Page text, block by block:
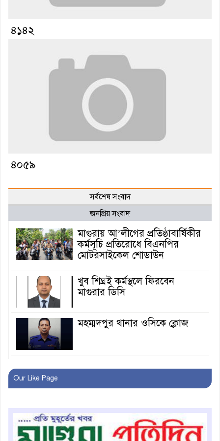
৪১৪২
৪০৫৯
সর্বশেষ সংবাদ
জনপ্রিয় সংবাদ
মাগুরায় আ’লীগের প্রতিষ্ঠাবার্ষিকীর
কর্মসূচি প্রতিরোধে বিএনপির
মোটরসাইকেল শোডাউন
খুব শিঘ্রই কর্মস্থলে ফিরবেন
মাগুরার ডিসি
মহম্মদপুর থানার ওসিকে ক্লোজ
কোলে
শ্রীপুরে শ্লীলতাহানির অভিযোগে
বিক্ষোভ-সিসি ক্যামেরা ফুটেজ
যাচাইয়ের দাবি অভিযুক্ত শিক্ষকের
Our Like Page